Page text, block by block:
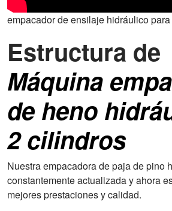
empacador de ensilaje hidráulico
Estructura de
Máquina
de heno
2 cilindros
Nuestra empacadora de paja de pino
constantemente actualizada y ahora
mejores prestaciones y calidad.